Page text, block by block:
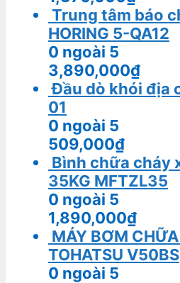
Trung tâm báo
HORING 5-QA12
0 ngoài 5
3,890,000₫
Đầu dò khói địa
01
0 ngoài 5
509,000₫
Bình chữa cháy
35KG MFTZL35
0 ngoài 5
1,890,000₫
MÁY BƠM
TOHATSU V50BS
0 ngoài 5